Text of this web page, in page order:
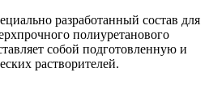
разработанный состав для
полиуретанового
собой подготовленную и
растворителей.